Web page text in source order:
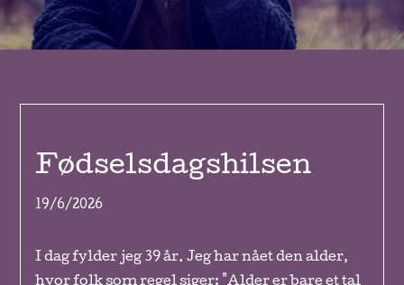
Fødselsdagshilsen
19/6/2026
I dag fylder jeg 39 år. Jeg har nået den alder,
hvor folk som regel siger: "Alder er bare et tal